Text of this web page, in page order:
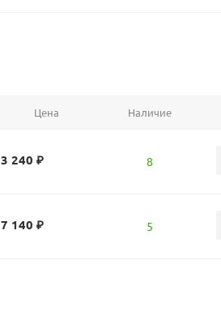
Цена Наличие
3 240 ₽ 8
7 140 ₽ 5